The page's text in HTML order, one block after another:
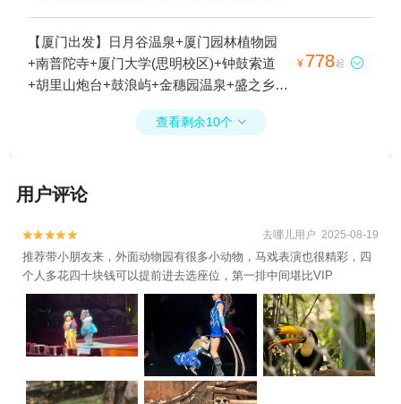
温泉+厦门方特东方神画+鼓浪屿故宫文物馆
+厦门方特旅游度假区+巧克力王国+福州欧
乐堡海洋世界+厦门中非世野野生动物+罗约
海滨温泉+美季温泉+泉州欧乐堡水上世界
+泉州欧乐堡海洋王国乐园+厦门灵玲动物王
合创意空间店)+泉州7FUN天台复合空间木偶
+厦门灵玲动物王国1日游
【厦门出发】日月谷温泉+厦门园林植物园
+南普陀寺+厦门大学(思明校区)+钟鼓索道
+胡里山炮台+鼓浪屿+金穗园温泉+盛之乡温
泉渡假村+曾厝垵+灵玲国际马戏城+漳州龙
佳游乐园+半月山温泉+中山路步行街+汤里
+美季温泉1日游
¥ 778起 
查看剩余10个 
用户评论

 去哪儿用户 2025-08-19
推荐带小朋友来，外面动物园有很多小动物，马戏表演也很精彩，四
个人多花四十块钱可以提前进去选座位，第一排中间堪比VIP